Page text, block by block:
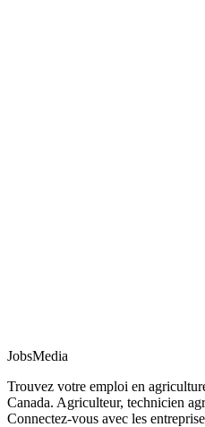
JobsMedia
Trouvez votre emploi en
Canada. Agriculteur, technicien
Connectez-vous avec les